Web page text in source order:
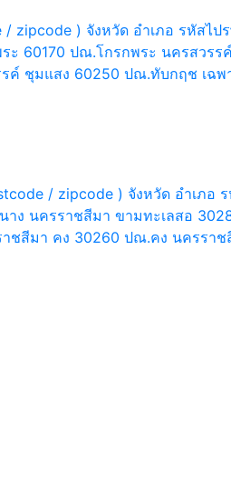
zipcode ) จังหวัด อำเภอ รหัสไ
ะ 60170 ปณ.โกรกพระ นครสวรร
ค์ ชุมแสง 60250 ปณ.ทับกฤช เฉ
/ zipcode ) จังหวัด อำเภอ
ง นครราชสีมา ขามทะเลสอ
ชสีมา คง 30260 ปณ.คง นครราช